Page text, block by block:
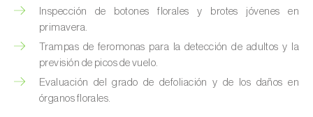
Chinche harinosa de la vid (
ficus)
Chinche marrón marmolada (Halyomorpha
halys)
Inspección de botones florales y brotes jóvenes en
primavera.
Trampas de feromonas para la detección de adultos y la
previsión de picos de vuelo.
Evaluación del grado de defoliación y de los daños en
órganos florales.